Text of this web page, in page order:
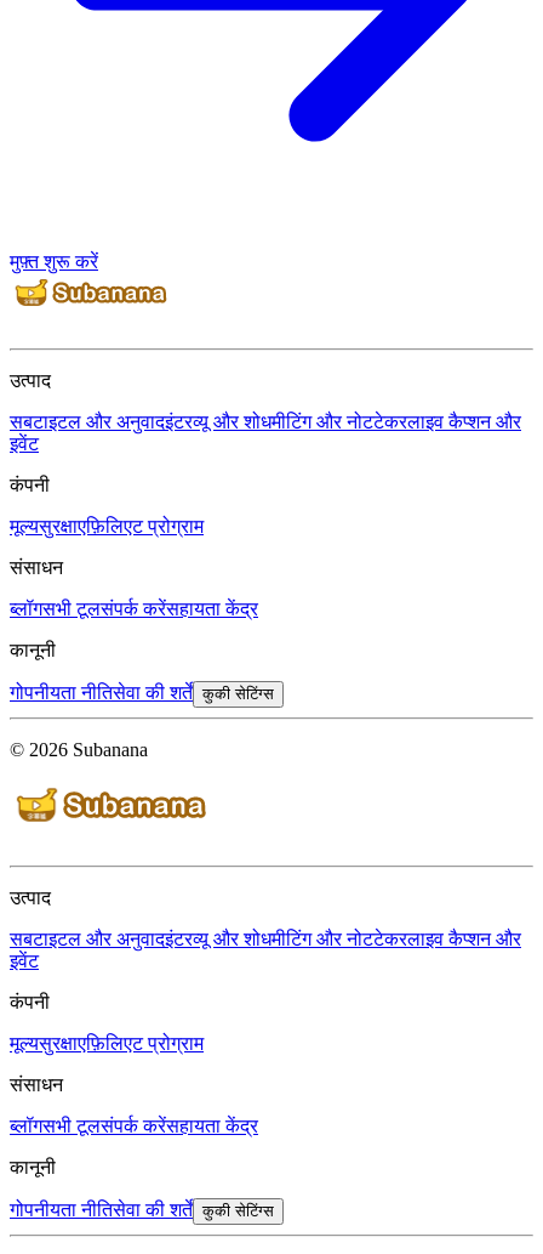
मुफ़्त शुरू करें
उत्पाद
सबटाइटल और अनुवादइंटरव्यू और शोधमीटिंग और नोटटेकरलाइव कैप्शन और
इवेंट
कंपनी
मूल्यसुरक्षाएफ़िलिएट प्रोग्राम
संसाधन
ब्लॉगसभी टूलसंपर्क करेंसहायता केंद्र
कानूनी
गोपनीयता नीतिसेवा की शर्तें कुकी सेटिंग्स
© 2026 Subanana
उत्पाद
सबटाइटल और अनुवादइंटरव्यू और शोधमीटिंग और नोटटेकरलाइव कैप्शन और
इवेंट
कंपनी
मूल्यसुरक्षाएफ़िलिएट प्रोग्राम
संसाधन
ब्लॉगसभी टूलसंपर्क करेंसहायता केंद्र
कानूनी
गोपनीयता नीतिसेवा की शर्तें कुकी सेटिंग्स